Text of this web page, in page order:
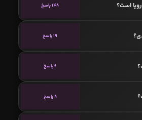
است؟ 148 پاسخ
19 پاسخ
6 پاسخ
8 پاسخ